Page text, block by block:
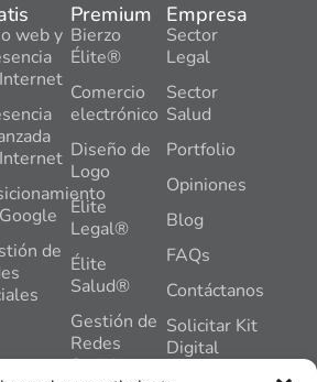
web y
de
Premium
Bierzo
Élite®
Comercio
electrónico
Diseño de
Logo
Élite
Legal®
Élite
Salud®
Gestión de
Redes
Sociales
Empresa
Sector
Legal
Sector
Salud
Portfolio
Opiniones
Blog
FAQs
Contáctanos
Solicitar Kit
Digital